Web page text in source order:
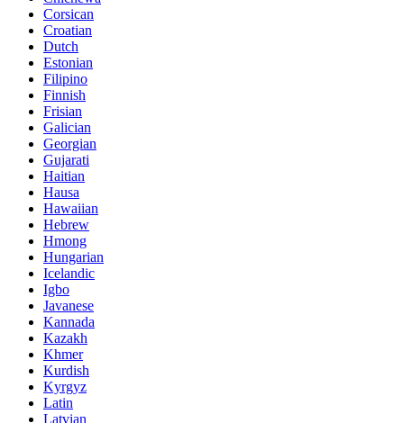
Corsican
Croatian
Dutch
Estonian
Filipino
Finnish
Frisian
Galician
Georgian
Gujarati
Haitian
Hausa
Hawaiian
Hebrew
Hmong
Hungarian
Icelandic
Igbo
Javanese
Kannada
Kazakh
Khmer
Kurdish
Kyrgyz
Latin
Latvian